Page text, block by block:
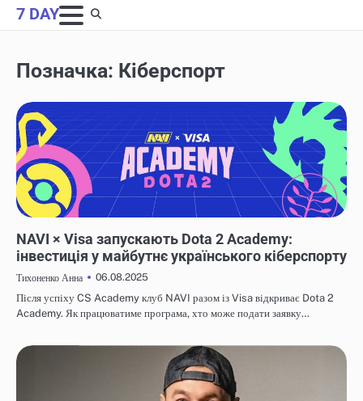
Skip
to
7 DAY
Позначка: Кіберспорт
NAVI × Visa запускають Dota 2 Academy:
інвестиція у майбутнє українського кіберспорту
Тихоненко Анна
06.08.2025
Після успіху CS Academy клуб NAVI разом із Visa відкриває Dota 2
Academy. Як працюватиме програма, хто може подати заявку…